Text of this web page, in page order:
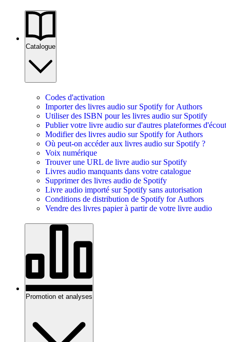
Catalogue
Codes d'activation
Importer des livres audio sur Spotify for Authors
Utiliser des ISBN pour les livres audio sur Spotify
Publier votre livre audio sur d'autres plateformes d'écoute
Modifier des livres audio sur Spotify for Authors
Où peut-on accéder aux livres audio sur Spotify ?
Voix numérique
Trouver une URL de livre audio sur Spotify
Livres audio manquants dans votre catalogue
Supprimer des livres audio de Spotify
Livre audio importé sur Spotify sans autorisation
Conditions de distribution de Spotify for Authors
Vendre des livres papier à partir de votre livre audio
Promotion et analyses